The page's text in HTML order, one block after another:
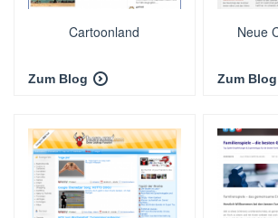
Cartoonland
Zum Blog
Neue
Zum Blog